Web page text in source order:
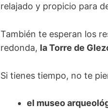
relajado y propicio para
También te esperan los
redonda, la Torre de
Si tienes tiempo, no te
el museo